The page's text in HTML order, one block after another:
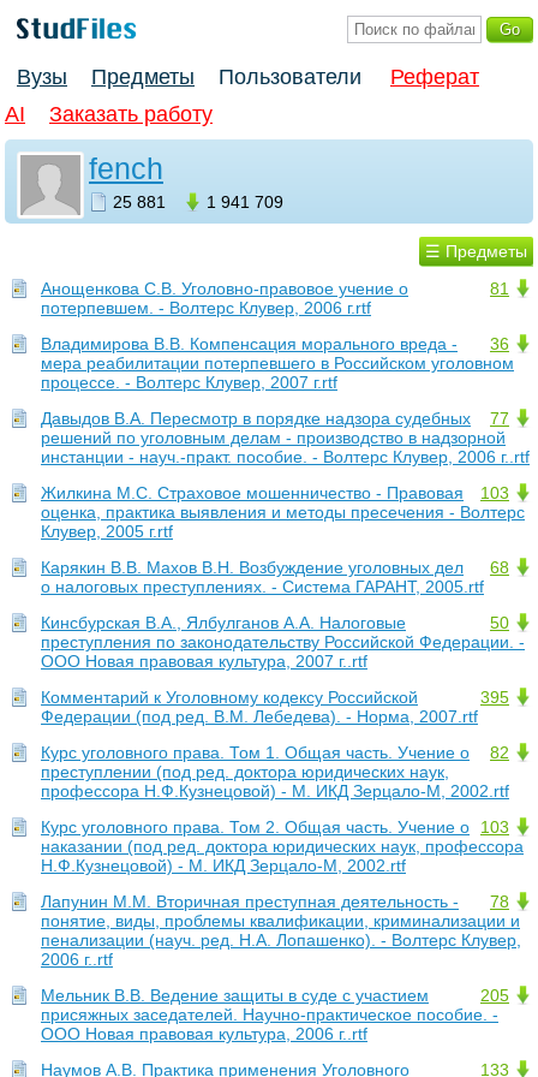
Вузы Предметы Пользователи
Реферат
AI
Заказать работу
fench
25 881 1 941 709
☰ Предметы
81
Анощенкова С.В. Уголовно-правовое учение о
потерпевшем. - Волтерс Клувер, 2006 г.rtf
36
Владимирова В.В. Компенсация морального вреда -
мера реабилитации потерпевшего в Российском уголовном
процессе. - Волтерс Клувер, 2007 г.rtf
77
Давыдов В.А. Пересмотр в порядке надзора судебных
решений по уголовным делам - производство в надзорной
инстанции - науч.-практ. пособие. - Волтерс Клувер, 2006 г..rtf
103
Жилкина М.С. Страховое мошенничество - Правовая
оценка, практика выявления и методы пресечения - Волтерс
Клувер, 2005 г.rtf
68
Карякин В.В. Махов В.Н. Возбуждение уголовных дел
о налоговых преступлениях. - Система ГАРАНТ, 2005.rtf
50
Кинсбурская В.А., Ялбулганов А.А. Налоговые
преступления по законодательству Российской Федерации. -
ООО Новая правовая культура, 2007 г..rtf
395
Комментарий к Уголовному кодексу Российской
Федерации (под ред. В.М. Лебедева). - Норма, 2007.rtf
82
Курс уголовного права. Том 1. Общая часть. Учение о
преступлении (под ред. доктора юридических наук,
профессора Н.Ф.Кузнецовой) - М. ИКД Зерцало-М, 2002.rtf
103
Курс уголовного права. Том 2. Общая часть. Учение о
наказании (под ред. доктора юридических наук, профессора
Н.Ф.Кузнецовой) - М. ИКД Зерцало-М, 2002.rtf
78
Лапунин М.М. Вторичная преступная деятельность -
понятие, виды, проблемы квалификации, криминализации и
пенализации (науч. ред. Н.А. Лопашенко). - Волтерс Клувер,
2006 г..rtf
205
Мельник В.В. Ведение защиты в суде с участием
присяжных заседателей. Научно-практическое пособие. -
OOO Новая правовая культура, 2006 г..rtf
133
Наумов А.В. Практика применения Уголовного